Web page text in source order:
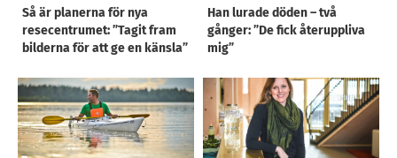
Så är planerna för nya
resecentrumet: ”Tagit fram
bilderna för att ge en känsla”
Han lurade döden – två
gånger: ”De fick återuppliva
mig”